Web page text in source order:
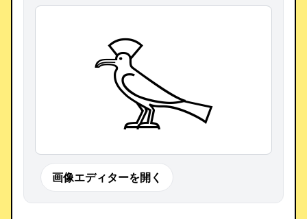
𓅙
画像エディターを開く